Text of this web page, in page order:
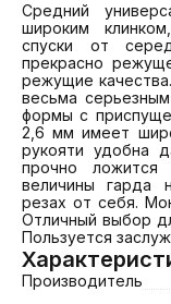
Средний
широким
спуски от
прекрасно
режущие
весьма
формы с
2,6 мм имеет
рукояти удобна
прочно
величины гарда
резах от себя.
Отличный выбор
Пользуется
Производитель